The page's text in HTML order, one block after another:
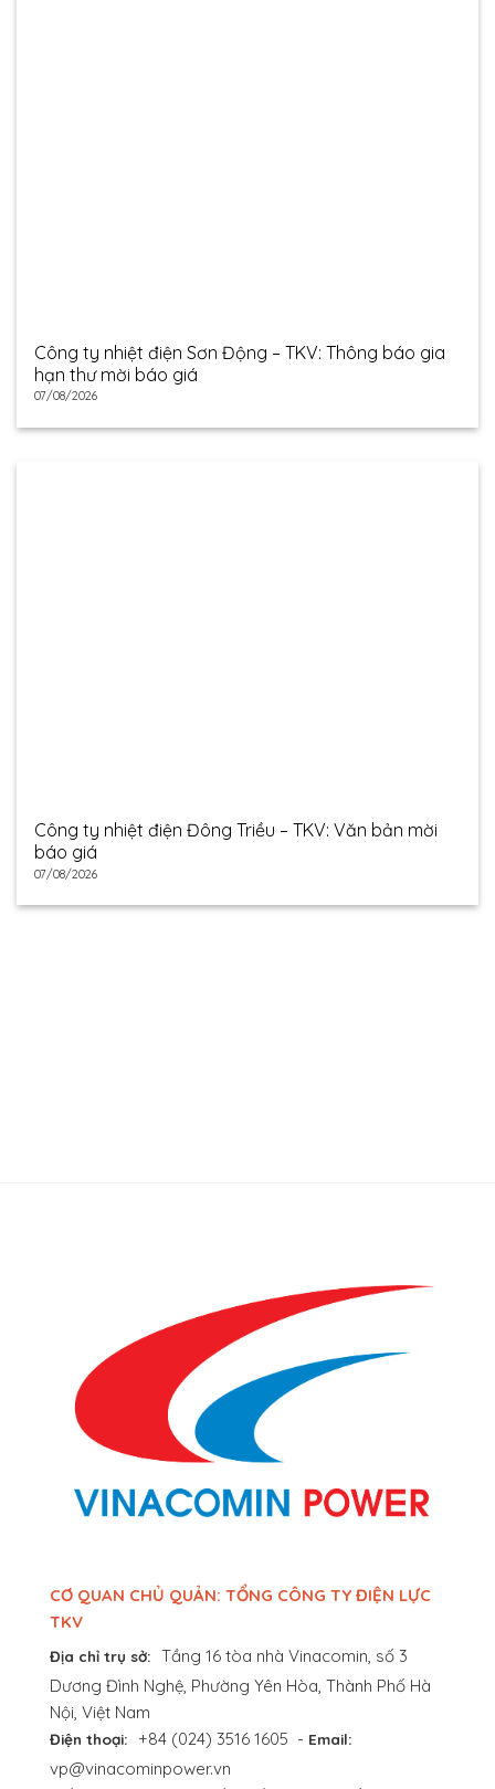
Công ty nhiệt điện Sơn Động – TKV: Thông báo gia
hạn thư mời báo giá
07/08/2026
Công ty nhiệt điện Đông Triều – TKV: Văn bản mời
báo giá
07/08/2026
CƠ QUAN CHỦ QUẢN: TỔNG CÔNG TY ĐIỆN LỰC
TKV
Địa chỉ trụ sở: Tầng 16 tòa nhà Vinacomin, số 3
Dương Đình Nghệ, Phường Yên Hòa, Thành Phố Hà
Nội, Việt Nam
Điện thoại: +84 (024) 3516 1605 - Email:
vp@vinacominpower.vn